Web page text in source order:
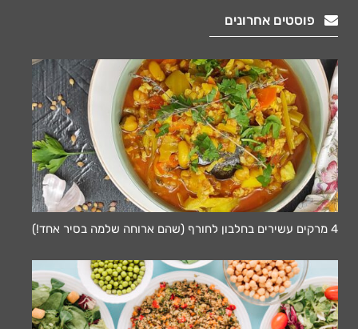
פוסטים אחרונים
4 מרקים עשירים בחלבון לחורף (שהם ארוחה שלמה בסיר אחד!)